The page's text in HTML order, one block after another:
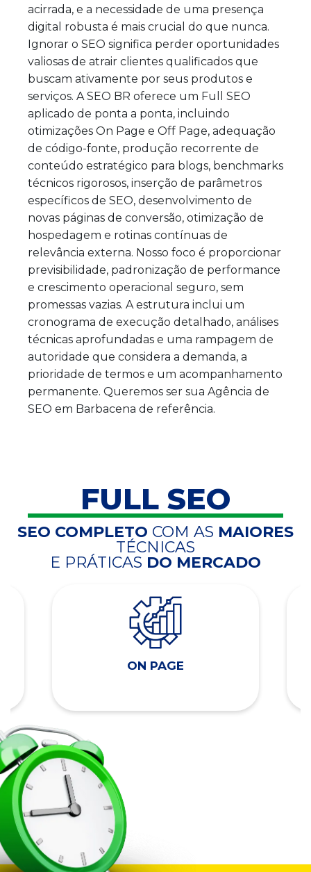
acirrada, e a necessidade de uma presença
digital robusta é mais crucial do que nunca.
Ignorar o SEO significa perder oportunidades
valiosas de atrair clientes qualificados que
buscam ativamente por seus produtos e
serviços. A SEO BR oferece um Full SEO
aplicado de ponta a ponta, incluindo
otimizações On Page e Off Page, adequação
de código-fonte, produção recorrente de
conteúdo estratégico para blogs, benchmarks
técnicos rigorosos, inserção de parâmetros
específicos de SEO, desenvolvimento de
novas páginas de conversão, otimização de
hospedagem e rotinas contínuas de
relevância externa. Nosso foco é proporcionar
previsibilidade, padronização de performance
e crescimento operacional seguro, sem
promessas vazias. A estrutura inclui um
cronograma de execução detalhado, análises
técnicas aprofundadas e uma rampagem de
autoridade que considera a demanda, a
prioridade de termos e um acompanhamento
permanente. Queremos ser sua Agência de
SEO em Barbacena de referência.
FULL SEO
SEO COMPLETO COM AS MAIORES
TÉCNICAS
E PRÁTICAS DO MERCADO
ON PAGE